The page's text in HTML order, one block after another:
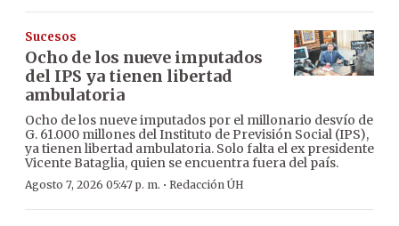
Sucesos
Ocho de los nueve imputados
del IPS ya tienen libertad
ambulatoria
Ocho de los nueve imputados por el millonario desvío de
G. 61.000 millones del Instituto de Previsión Social (IPS),
ya tienen libertad ambulatoria. Solo falta el ex presidente
Vicente Bataglia, quien se encuentra fuera del país.
Agosto 7, 2026 05:47 p. m. · Redacción ÚH